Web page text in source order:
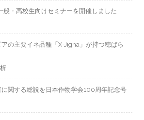
般・高校生向けセミナーを開催しました
アの主要イネ品種「X-Jigna」が持つ穂ばら
に関する総説を日本作物学会100周年記念号